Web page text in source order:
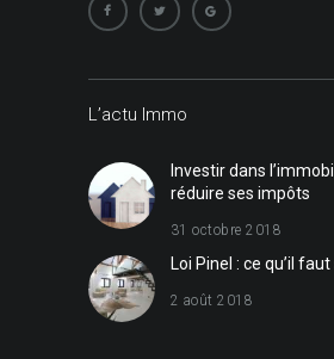
L’actu Immo
Investir dans
réduire ses impôts
31 octobre 2018
Loi Pinel : ce qu’il
2 août 2018